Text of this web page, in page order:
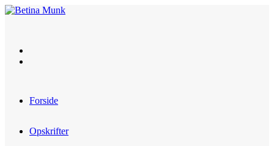
Skip
Forside
Opskrifter